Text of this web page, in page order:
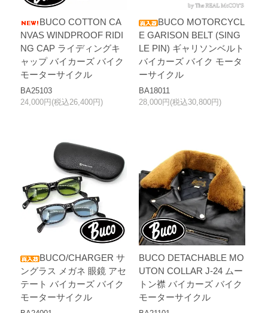
BUCO COTTON CA
NVAS WINDPROOF RIDI
NG CAP ライディングキ
ャップ バイカーズ バイク
モーターサイクル
BA25103
24,000円(税込26,400円)
BUCO MOTORCYCL
E GARISON BELT (SING
LE PIN) ギャリソンベルト
バイカーズ バイク モータ
ーサイクル
BA18011
28,000円(税込30,800円)
BUCO/CHARGER サ
ングラス メガネ 眼鏡 アセ
テート バイカーズ バイク
モーターサイクル
BUCO DETACHABLE MO
UTON COLLAR J-24 ムー
トン襟 バイカーズ バイク
モーターサイクル